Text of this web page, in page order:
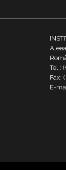
Tel.:
Fax:
E-